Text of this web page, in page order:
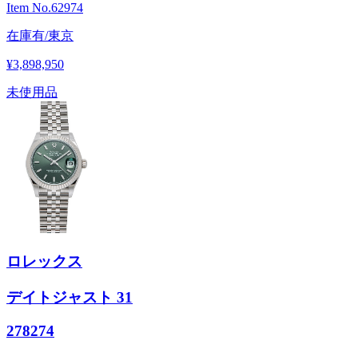
Item No.62974
在庫有/東京
¥3,898,950
未使用品
ロレックス
デイトジャスト 31
278274